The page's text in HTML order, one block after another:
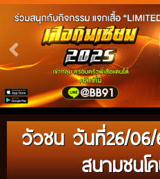
วัวชน วันที่26/06/
สนามชนโ